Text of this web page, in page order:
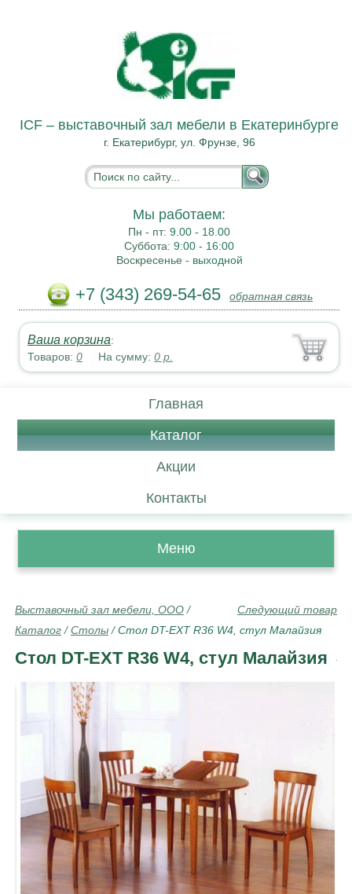
ICF – выставочный зал мебели в Екатеринбурге
г. Екатерибург, ул. Фрунзе, 96
Мы работаем:
Пн - пт:9.00 - 18.00
Суббота:9:00 - 16:00
Воскресенье - выходной
+7 (343) 269-54-65 обратная связь
Ваша корзина:
Товаров:0 На сумму:0 р.
Главная
Каталог
Акции
Контакты
Меню
Следующий товар
Выставочный зал мебели, ООО /
Каталог /Столы /Стол DT-EXT R36 W4, стул Малайзия
Стол DT-EXT R36 W4, стул Малайзия